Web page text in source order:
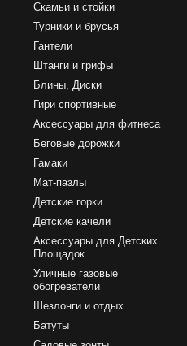
Скамьи и стойки
Турники и брусья
Гантели
Штанги и грифы
Блины, Диски
Гири спортивные
Аксессуары для фитнеса
Беговые дорожки
Гамаки
Мат-пазлы
Детские горки
Детские качели
Аксессуары для Детских
Площадок
Уличные газовые
обогреватели
Шезлонги и отдых
Батуты